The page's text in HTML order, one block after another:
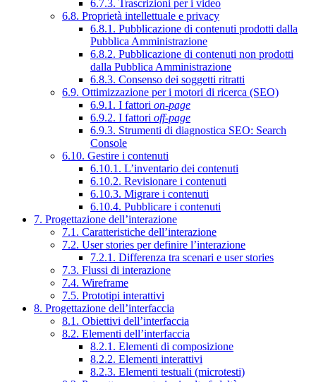
6.7.3. Trascrizioni per i video
6.8. Proprietà intellettuale e privacy
6.8.1. Pubblicazione di contenuti prodotti dalla
Pubblica Amministrazione
6.8.2. Pubblicazione di contenuti non prodotti
dalla Pubblica Amministrazione
6.8.3. Consenso dei soggetti ritratti
6.9. Ottimizzazione per i motori di ricerca (SEO)
6.9.1. I fattori on-page
6.9.2. I fattori off-page
6.9.3. Strumenti di diagnostica SEO: Search
Console
6.10. Gestire i contenuti
6.10.1. L’inventario dei contenuti
6.10.2. Revisionare i contenuti
6.10.3. Migrare i contenuti
6.10.4. Pubblicare i contenuti
7. Progettazione dell’interazione
7.1. Caratteristiche dell’interazione
7.2. User stories per definire l’interazione
7.2.1. Differenza tra scenari e user stories
7.3. Flussi di interazione
7.4. Wireframe
7.5. Prototipi interattivi
8. Progettazione dell’interfaccia
8.1. Obiettivi dell’interfaccia
8.2. Elementi dell’interfaccia
8.2.1. Elementi di composizione
8.2.2. Elementi interattivi
8.2.3. Elementi testuali (microtesti)